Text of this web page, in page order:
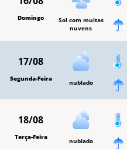
Domingo
Sol com muitas
nuvens
17/08
Segunda-Feira nublado
18/08
Terça-Feira nublado